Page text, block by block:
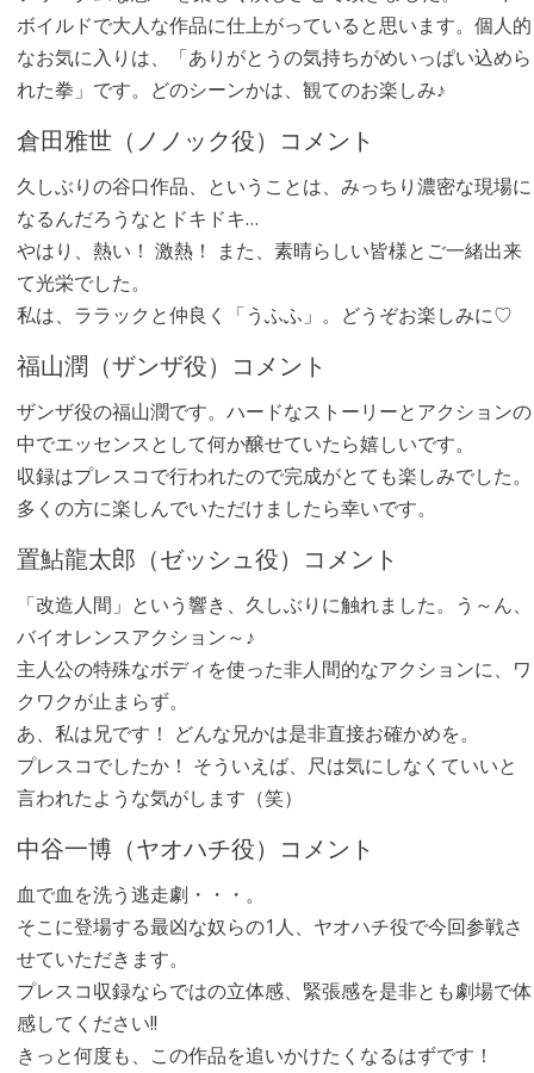
ボイルドで大人な作品に仕上がっていると思います。個人的
なお気に入りは、「ありがとうの気持ちがめいっぱい込めら
れた拳」です。どのシーンかは、観てのお楽しみ♪
倉田雅世（ノノック役）コメント
久しぶりの谷口作品、ということは、みっちり濃密な現場に
なるんだろうなとドキドキ…
やはり、熱い！ 激熱！ また、素晴らしい皆様とご一緒出来
て光栄でした。
私は、ララックと仲良く「うふふ」。どうぞお楽しみに♡
福山潤（ザンザ役）コメント
ザンザ役の福山潤です。ハードなストーリーとアクションの
中でエッセンスとして何か醸せていたら嬉しいです。
収録はプレスコで行われたので完成がとても楽しみでした。
多くの方に楽しんでいただけましたら幸いです。
置鮎龍太郎（ゼッシュ役）コメント
「改造人間」という響き、久しぶりに触れました。う～ん、
バイオレンスアクション～♪
主人公の特殊なボディを使った非人間的なアクションに、ワ
クワクが止まらず。
あ、私は兄です！ どんな兄かは是非直接お確かめを。
プレスコでしたか！ そういえば、尺は気にしなくていいと
言われたような気がします（笑）
中谷一博（ヤオハチ役）コメント
血で血を洗う逃走劇・・・。
そこに登場する最凶な奴らの1人、ヤオハチ役で今回参戦さ
せていただきます。
プレスコ収録ならではの立体感、緊張感を是非とも劇場で体
感してください!!
きっと何度も、この作品を追いかけたくなるはずです！